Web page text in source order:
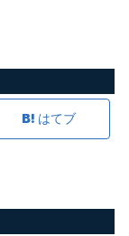
はてブ